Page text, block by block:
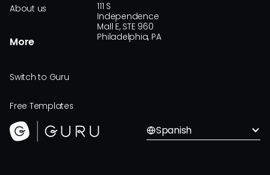
About us
More
Switch to Guru
Free Templates
111 S
Independence
Mall E, STE 960
Philadelphia, PA
Spanish